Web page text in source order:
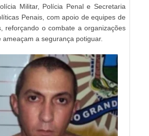
Militar, Polícia Penal e Secretaria
Penais, com apoio de equipes de
reforçando o combate a organizações
ameaçam a segurança potiguar.